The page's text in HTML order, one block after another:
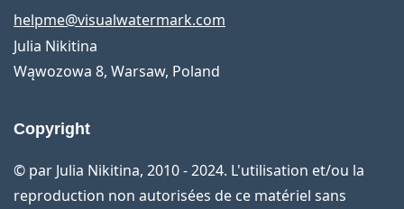
helpme@visualwatermark.com
Julia Nikitina
Wąwozowa 8, Warsaw, Poland
Copyright
© par Julia Nikitina, 2010 - 2024. L'utilisation et/ou la
reproduction non autorisées de ce matériel sans